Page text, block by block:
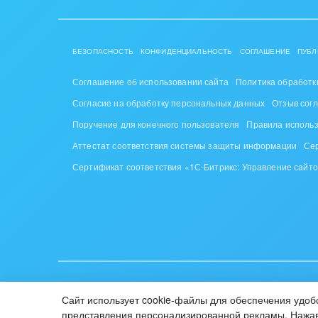
АПК
БЕЗОПАСНОСТЬ КОНФИДЕНЦИАЛЬНОСТЬ СОГЛАШЕНИЕ
Соглашение об использовании сайта
Политика
Согласие на обработку персональных данных Отзыв
Поручение для конечного пользователя
Правила
Аттестат соответствия системы защиты информации
Сертификат соответствия «1С-Битрикс: Управление
© 2001-2026 «Битрикс», «1С-Битрикс». Работает на «1С-
Сайт использует cookie-файлы для обеспечения
представления персонализированной рекламы.